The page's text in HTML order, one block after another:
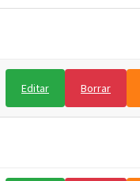
Editar Borrar